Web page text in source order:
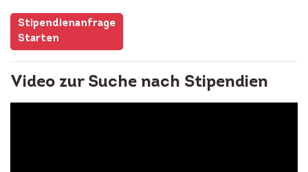
Stipendienanfrage
Starten
Video zur Suche nach Stipendien